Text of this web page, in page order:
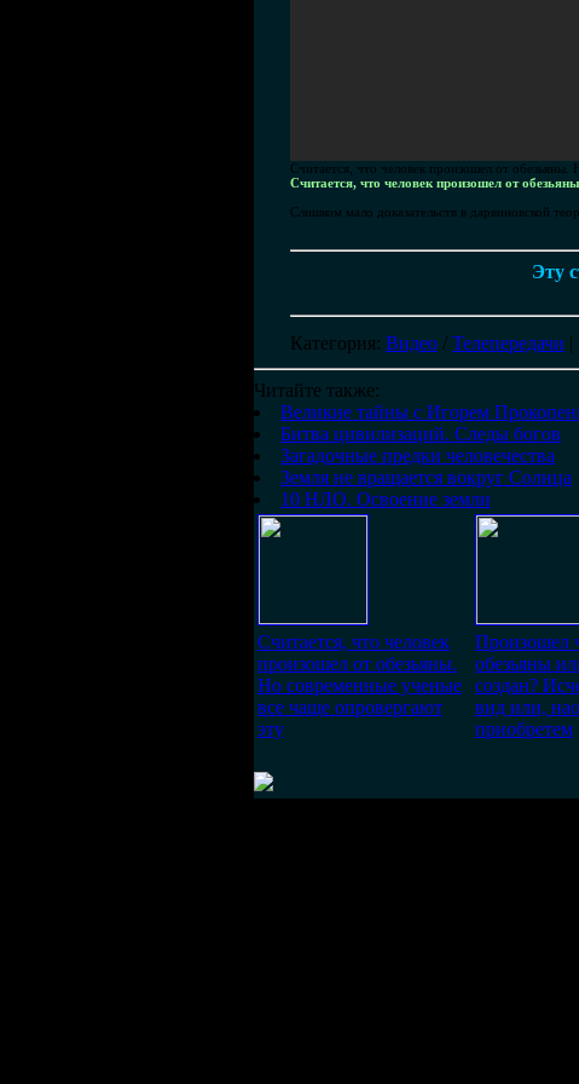
Считается, что человек произошел от
Считается, что человек произошел от
Слишком мало доказательств в дарвиновской
Эту
Категория: Видео / Телепередачи |
Читайте также:
Великие тайны с Игорем
Битва цивилизаций. Следы богов
Загадочные предки человечества
Земля не вращается вокруг Солнца
10 НЛО. Освоение земли
Считается, что человек
произошел от обезьяны.
Но современные ученые
все чаще опровергают
эту
Произошел
обезьяны
создан?
вид или,
приобретем